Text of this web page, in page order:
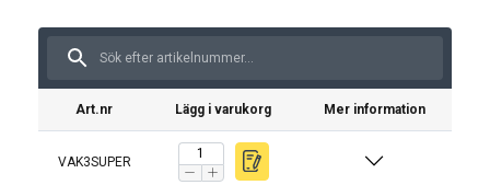
Art.nr Lägg i varukorg Mer information
VAK3SUPER
Varning:
VAK3SUPERVO
Observera: För krok märkt eller
stämplad med ABT